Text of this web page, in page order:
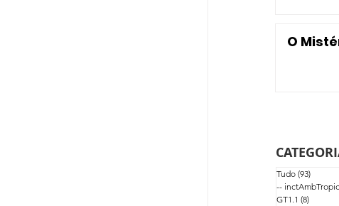
O
Tudo (93)
--
GT1.1 (8)